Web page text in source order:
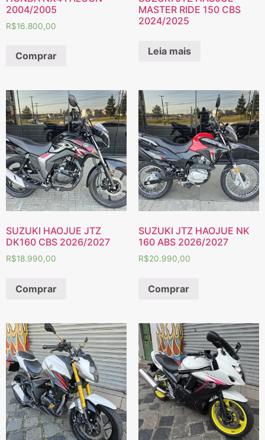
2004/2005
R$16.800,00
Comprar
MASTER RIDE 150 CBS
2024/2025
Leia mais
SUZUKI HAOJUE JTZ
DK160 CBS 2026/2027
R$18.990,00
Comprar
SUZUKI JTZ HAOJUE NK
160 ABS 2026/2027
R$20.990,00
Comprar